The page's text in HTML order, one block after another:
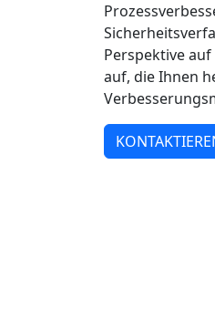
Perspektive
auf, die Ihnen